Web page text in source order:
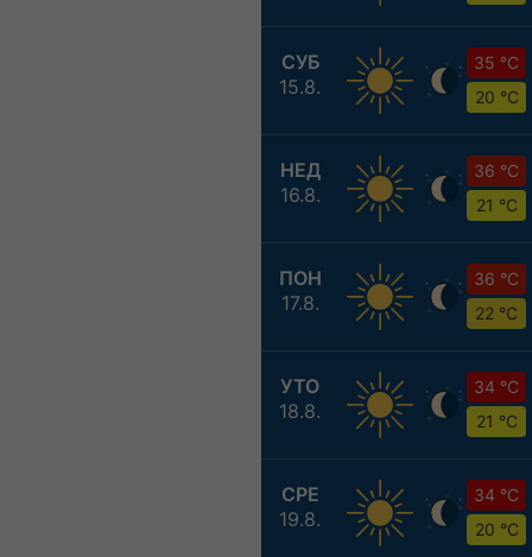
СУБ
15.8.
35 °C
20 °C
НЕД
16.8.
36 °C
21 °C
ПОН
17.8.
36 °C
22 °C
УТО
18.8.
34 °C
21 °C
СРЕ
19.8.
34 °C
20 °C